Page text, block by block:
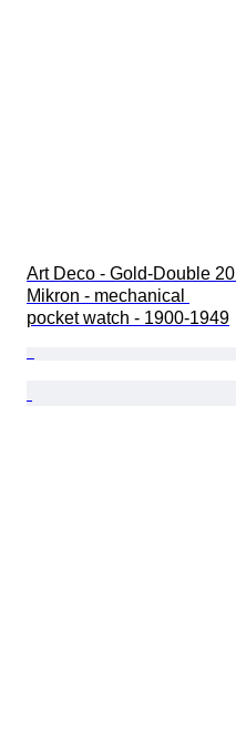
Art Deco - Gold-Double 20
Mikron - mechanical
pocket watch - 1900-1949